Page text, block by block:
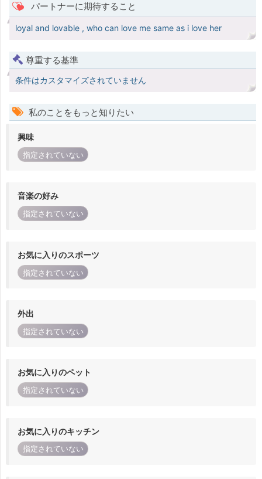
パートナーに期待すること
loyal and lovable , who can love me same as i love her
尊重する基準
条件はカスタマイズされていません
私のことをもっと知りたい
興味
指定されていない
音楽の好み
指定されていない
お気に入りのスポーツ
指定されていない
外出
指定されていない
お気に入りのペット
指定されていない
お気に入りのキッチン
指定されていない